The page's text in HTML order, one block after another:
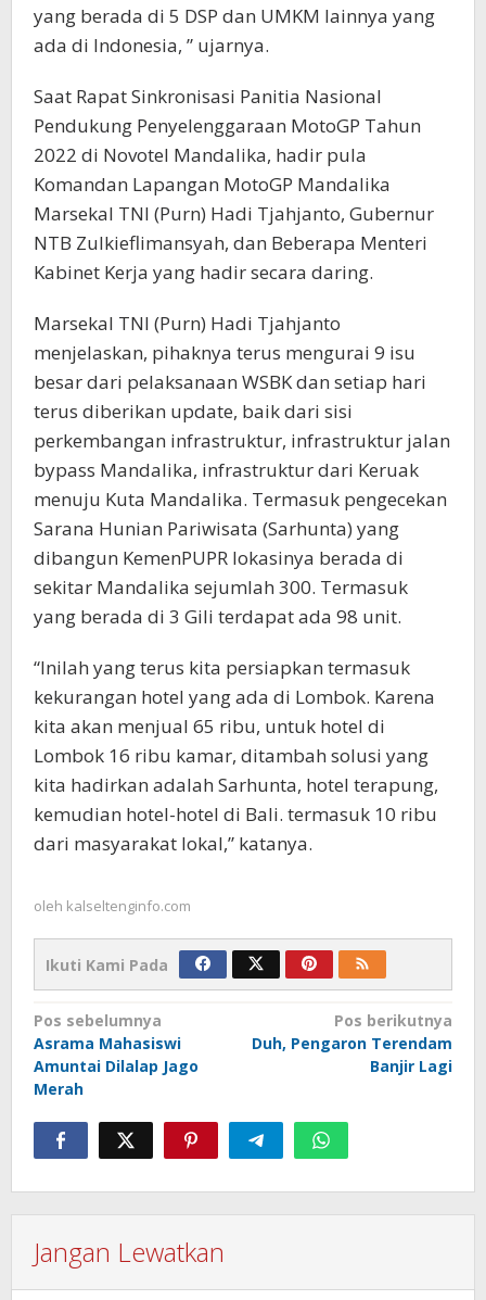
yang berada di 5 DSP dan UMKM lainnya yang
ada di Indonesia, ” ujarnya.
Saat Rapat Sinkronisasi Panitia Nasional
Pendukung Penyelenggaraan MotoGP Tahun
2022 di Novotel Mandalika, hadir pula
Komandan Lapangan MotoGP Mandalika
Marsekal TNI (Purn) Hadi Tjahjanto, Gubernur
NTB Zulkieflimansyah, dan Beberapa Menteri
Kabinet Kerja yang hadir secara daring.
Marsekal TNI (Purn) Hadi Tjahjanto
menjelaskan, pihaknya terus mengurai 9 isu
besar dari pelaksanaan WSBK dan setiap hari
terus diberikan update, baik dari sisi
perkembangan infrastruktur, infrastruktur jalan
bypass Mandalika, infrastruktur dari Keruak
menuju Kuta Mandalika. Termasuk pengecekan
Sarana Hunian Pariwisata (Sarhunta) yang
dibangun KemenPUPR lokasinya berada di
sekitar Mandalika sejumlah 300. Termasuk
yang berada di 3 Gili terdapat ada 98 unit.
“Inilah yang terus kita persiapkan termasuk
kekurangan hotel yang ada di Lombok. Karena
kita akan menjual 65 ribu, untuk hotel di
Lombok 16 ribu kamar, ditambah solusi yang
kita hadirkan adalah Sarhunta, hotel terapung,
kemudian hotel-hotel di Bali. termasuk 10 ribu
dari masyarakat lokal,” katanya.
oleh kalseltenginfo.com
Ikuti Kami Pada
Navigasi
pos
Pos sebelumnya
Asrama Mahasiswi
Amuntai Dilalap Jago
Merah
Pos berikutnya
Duh, Pengaron Terendam
Banjir Lagi
Jangan Lewatkan